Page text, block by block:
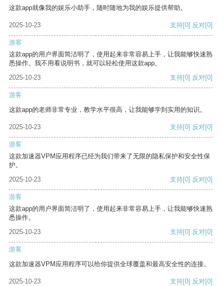
这款app就像我的娱乐小助手，随时随地为我的娱乐提供帮助。
2025-10-23 支持[0] 反对[0]
游客
这款app的用户界面简洁明了，使用起来非常容易上手，让我能够快速熟
悉操作。我不用看说明书，就可以轻松使用这款app。
2025-10-23
支持[0] 反对[0]
游客
这款app的老师非常专业，教学水平很高，让我能够学到实用的知识。
2025-10-23 支持[0] 反对[0]
游客
这款加速器VPM应用程序已经为我们带来了无限的隐私保护和安全性保
护。
2025-10-23
支持[0] 反对[0]
游客
这款app的用户界面简洁明了，使用起来非常容易上手，让我能够快速熟
悉操作。
2025-10-23
支持[0] 反对[0]
游客
这款加速器VPM应用程序可以给你提供全球覆盖和最高安全性的连接。
2025-10-23 支持[0] 反对[0]